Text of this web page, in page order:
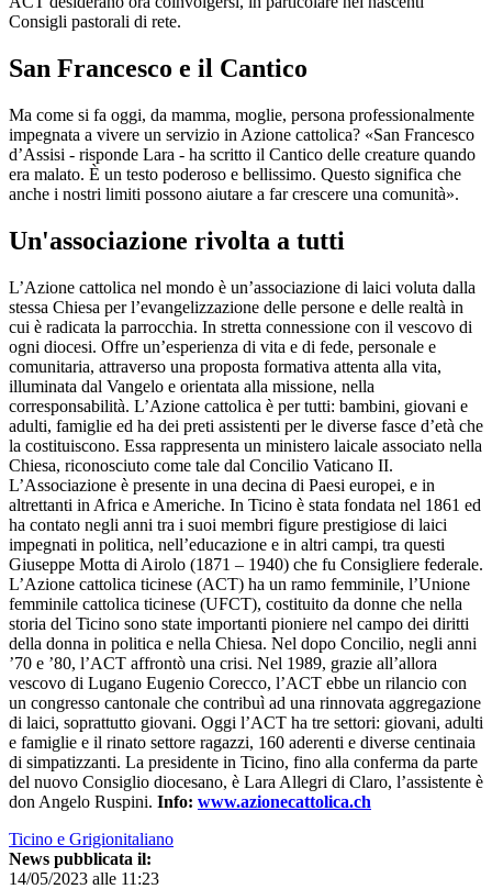
Consigli pastorali di rete.
San Francesco e il Cantico
Ma come si fa oggi, da mamma, moglie, persona professionalmente
impegnata a vivere un servizio in Azione cattolica? «San Francesco
d’Assisi - risponde Lara - ha scritto il Cantico delle creature quando
era malato. È un testo poderoso e bellissimo. Questo significa che
anche i nostri limiti possono aiutare a far crescere una comunità».
Un'associazione rivolta a tutti
L’Azione cattolica nel mondo è un’associazione di laici voluta dalla
stessa Chiesa per l’evangelizzazione delle persone e delle realtà in
cui è radicata la parrocchia. In stretta connessione con il vescovo di
ogni diocesi. Offre un’esperienza di vita e di fede, personale e
comunitaria, attraverso una proposta formativa attenta alla vita,
illuminata dal Vangelo e orientata alla missione, nella
corresponsabilità. L’Azione cattolica è per tutti: bambini, giovani e
adulti, famiglie ed ha dei preti assistenti per le diverse fasce d’età che
la costituiscono. Essa rappresenta un ministero laicale associato nella
Chiesa, riconosciuto come tale dal Concilio Vaticano II.
L’Associazione è presente in una decina di Paesi europei, e in
altrettanti in Africa e Americhe. In Ticino è stata fondata nel 1861 ed
ha contato negli anni tra i suoi membri figure prestigiose di laici
impegnati in politica, nell’educazione e in altri campi, tra questi
Giuseppe Motta di Airolo (1871 – 1940) che fu Consigliere federale.
L’Azione cattolica ticinese (ACT) ha un ramo femminile, l’Unione
femminile cattolica ticinese (UFCT), costituito da donne che nella
storia del Ticino sono state importanti pioniere nel campo dei diritti
della donna in politica e nella Chiesa. Nel dopo Concilio, negli anni
’70 e ’80, l’ACT affrontò una crisi. Nel 1989, grazie all’allora
vescovo di Lugano Eugenio Corecco, l’ACT ebbe un rilancio con
un congresso cantonale che contribuì ad una rinnovata aggregazione
di laici, soprattutto giovani. Oggi l’ACT ha tre settori: giovani, adulti
e famiglie e il rinato settore ragazzi, 160 aderenti e diverse centinaia
di simpatizzanti. La presidente in Ticino, fino alla conferma da parte
del nuovo Consiglio diocesano, è Lara Allegri di Claro, l’assistente è
don Angelo Ruspini. Info: www.azionecattolica.ch
Ticino e Grigionitaliano
News pubblicata il:
14/05/2023 alle 11:23